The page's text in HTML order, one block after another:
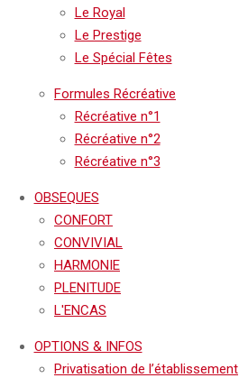
Le Royal
Le Prestige
Le Spécial Fêtes
Formules Récréative
Récréative n°1
Récréative n°2
Récréative n°3
OBSEQUES
CONFORT
CONVIVIAL
HARMONIE
PLENITUDE
L'ENCAS
OPTIONS & INFOS
Privatisation de l’établissement